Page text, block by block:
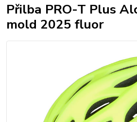
Přilba PRO-T Plus
mold 2025 fluor